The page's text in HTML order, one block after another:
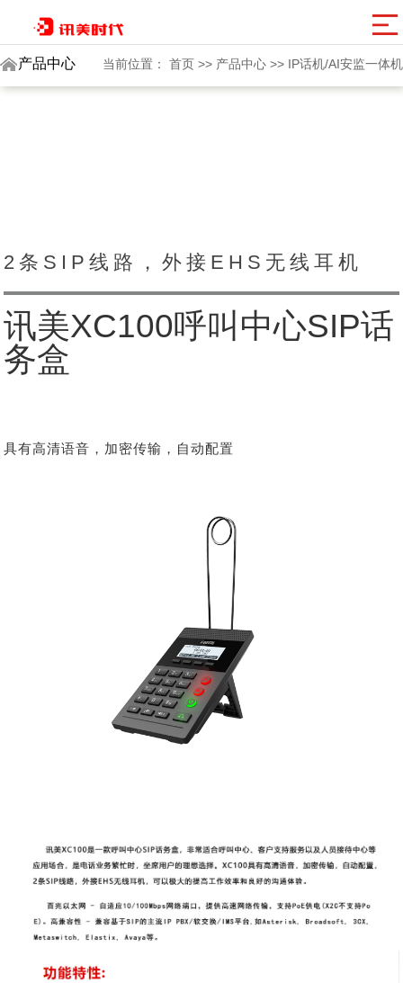
讯美网群
当前位置： 首页 >> 产品中心 >> IP话机/AI安监一体机
产品中心
2条SIP线路，外接EHS无线耳机
讯美XC100呼叫中心SIP话
务盒
具有高清语音，加密传输，自动配置